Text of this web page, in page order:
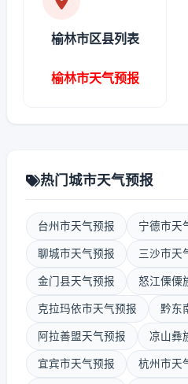
榆林市区县列表
榆林市天气预报
热门城市天气预报
台州市天气预报 宁德市天
聊城市天气预报 三沙市天
金门县天气预报 怒江傈僳
克拉玛依市天气预报 黔东
阿拉善盟天气预报 凉山彝
宜宾市天气预报 杭州市天